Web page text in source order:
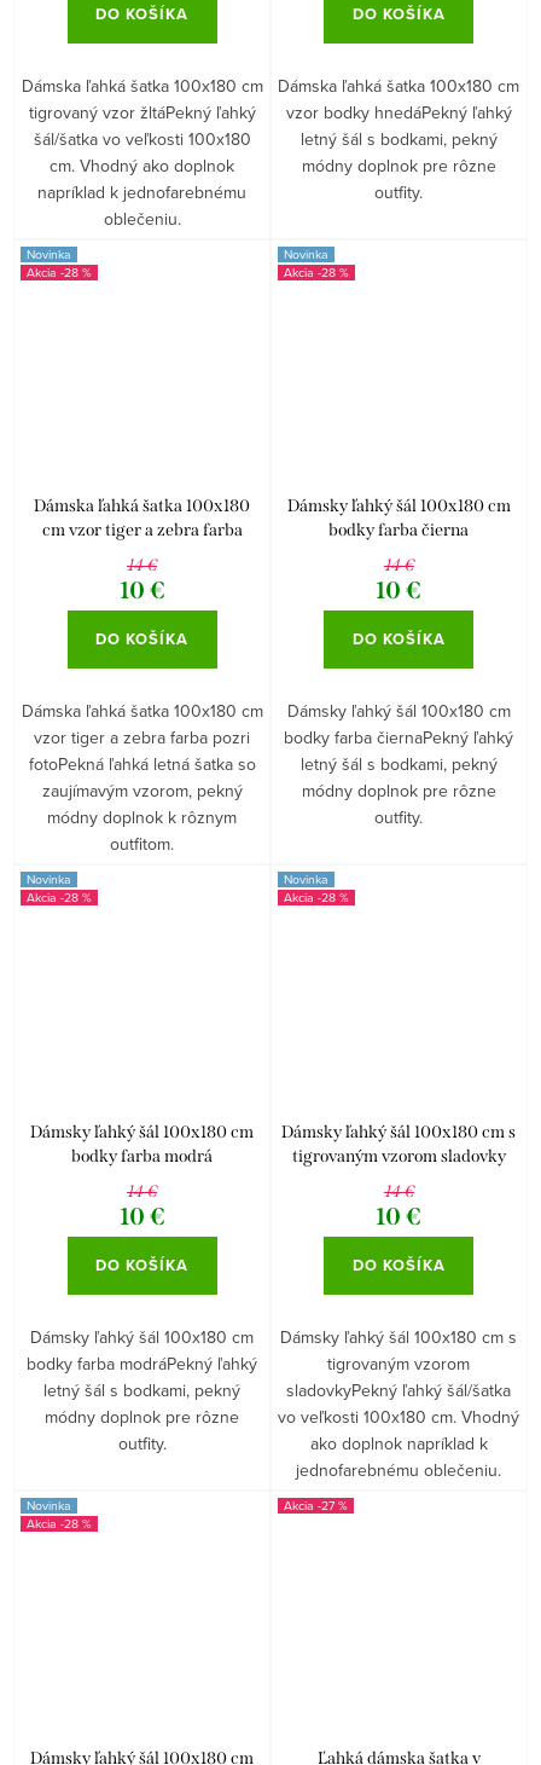
DO KOŠÍKA
Dámska ľahká šatka 100x180 cm
tigrovaný vzor žltáPekný ľahký
šál/šatka vo veľkosti 100x180
cm. Vhodný ako doplnok
napríklad k jednofarebnému
oblečeniu.
DO KOŠÍKA
Dámska ľahká šatka 100x180 cm
vzor bodky hnedáPekný ľahký
letný šál s bodkami, pekný
módny doplnok pre rôzne
outfity.
Novinka
-28 %
Dámska ľahká šatka 100x180
cm vzor tiger a zebra farba
pozri foto
14 €
10 €
DO KOŠÍKA
Dámska ľahká šatka 100x180 cm
vzor tiger a zebra farba pozri
fotoPekná ľahká letná šatka so
zaujímavým vzorom, pekný
módny doplnok k rôznym
outfitom.
Novinka
-28 %
Dámsky ľahký šál 100x180 cm
bodky farba čierna
14 €
10 €
DO KOŠÍKA
Dámsky ľahký šál 100x180 cm
bodky farba čiernaPekný ľahký
letný šál s bodkami, pekný
módny doplnok pre rôzne
outfity.
Novinka
-28 %
Dámsky ľahký šál 100x180 cm
bodky farba modrá
14 €
10 €
DO KOŠÍKA
Dámsky ľahký šál 100x180 cm
bodky farba modráPekný ľahký
letný šál s bodkami, pekný
módny doplnok pre rôzne
outfity.
Novinka
-28 %
Dámsky ľahký šál 100x180 cm s
tigrovaným vzorom sladovky
14 €
10 €
DO KOŠÍKA
Dámsky ľahký šál 100x180 cm s
tigrovaným vzorom
sladovkyPekný ľahký šál/šatka
vo veľkosti 100x180 cm. Vhodný
ako doplnok napríklad k
jednofarebnému oblečeniu.
Novinka
-28 %
Dámsky ľahký šál 100x180 cm
-27 %
Ľahká dámska šatka v